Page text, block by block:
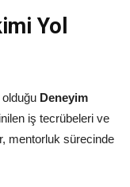
Yol
Deneyim
iş tecrübeleri ve
mentorluk sürecinde